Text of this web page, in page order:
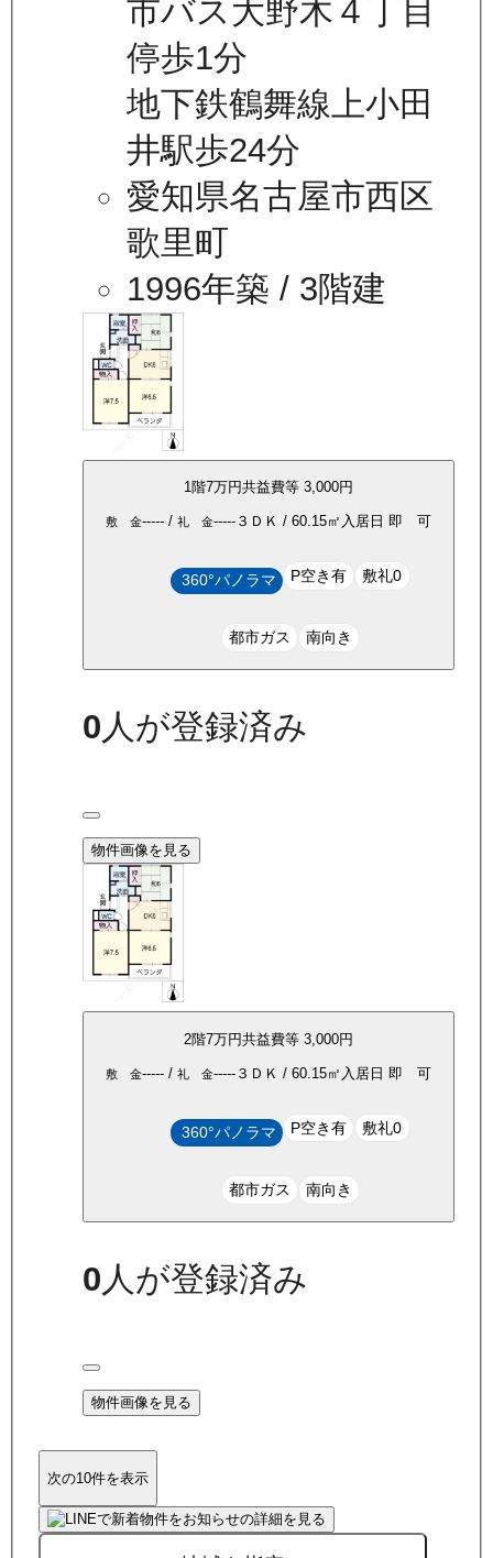
市バス大野木４丁目
停歩1分
地下鉄鶴舞線上小田
井駅歩24分
愛知県名古屋市西区
歌里町
1996年築 / 3階建
1階7万円共益費等 3,000円
敷 金----- / 礼 金----- ３ＤＫ / 60.15㎡ 入居日 即 可
360°パノラマ P空き有 敷礼0
都市ガス 南向き
0人が登録済み
物件画像を見る
2階7万円共益費等 3,000円
敷 金----- / 礼 金----- ３ＤＫ / 60.15㎡ 入居日 即 可
360°パノラマ P空き有 敷礼0
都市ガス 南向き
0人が登録済み
物件画像を見る
次の10件を表示